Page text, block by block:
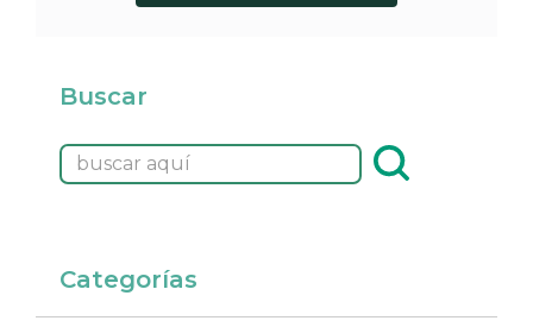
Buscar
Categorías